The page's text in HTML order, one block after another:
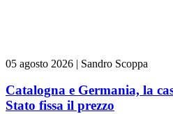
05 agosto 2026 | Sandro Scoppa
Catalogna e Germania, la
Stato fissa il prezzo